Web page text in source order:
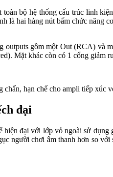
bộ hệ thống cấu trúc linh
là hai hàng nút bấm chức
gồm một Out (RCA)
Mặt khác còn có 1 cổng giảm
hạn chế cho ampli tiếp xúc
đại
đại với lớp vỏ ngoài sử dụng
người chơi âm thanh hơn so